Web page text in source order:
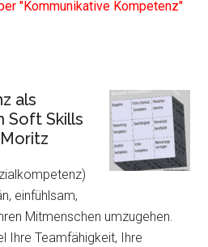
"Kommunikative Kompetenz"
als
Soft Skills
einfühlsam,
Mitmenschen umzugehen.
Ihre Teamfähigkeit, Ihre